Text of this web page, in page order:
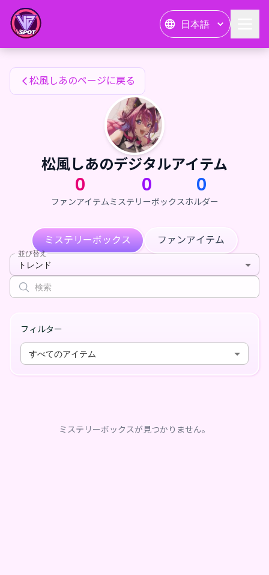
日本語
松風しあのファンアイテム
松風しあのページに戻る
松風しあのデジタルアイテム
0
ファンアイテム
0
ミステリーボックス
0
ホルダー
ミステリーボックス ファンアイテム
並び替え
トレンド
フィルター
すべてのアイテム
ミステリーボックスが見つかりません。
松風しあのファンアイテム — 24karat